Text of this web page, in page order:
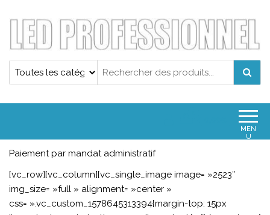
Projecteur led professionnel
Projecteur led professionnel
MEN
U
Paiement par mandat administratif
[vc_row][vc_column][vc_single_image image= »2523″
img_size= »full » alignment= »center »
css= ».vc_custom_1578645313394{margin-top: 15px